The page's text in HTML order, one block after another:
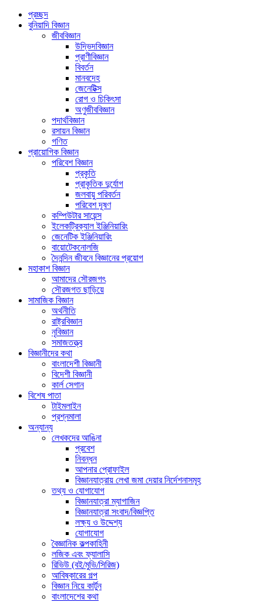
প্রচ্ছদ
বুনিয়াদি বিজ্ঞান
জীববিজ্ঞান
উদ্ভিদবিজ্ঞান
প্রাণীবিজ্ঞান
বিবর্তন
মানবদেহ
জেনেটিক্স
রোগ ও চিকিৎসা
অণুজীববিজ্ঞান
পদার্থবিজ্ঞান
রসায়ন বিজ্ঞান
গণিত
প্রায়োগিক বিজ্ঞান
পরিবেশ বিজ্ঞান
প্রকৃতি
প্রাকৃতিক দুর্যোগ
জলবায়ু পরিবর্তন
পরিবেশ দূষণ
কম্পিউটার সায়েন্স
ইলেকট্রিক্যাল ইঞ্জিনিয়ারিং
জেনেটিক ইঞ্জিনিয়ারিং
বায়োটেকনোলজি
দৈনন্দিন জীবনে বিজ্ঞানের প্রয়োগ
মহাকাশ বিজ্ঞান
আমাদের সৌরজগৎ
সৌরজগত ছাড়িয়ে
সামাজিক বিজ্ঞান
অর্থনীতি
রাষ্ট্রবিজ্ঞান
নৃবিজ্ঞান
সমাজতত্ত্ব
বিজ্ঞানীদের কথা
বাংলাদেশী বিজ্ঞানী
বিদেশী বিজ্ঞানী
কার্ল সেগান
বিশেষ পাতা
টাইমলাইন
প্রশ্নমালা
অন্যান্য
লেখকদের আঙিনা
প্রবেশ
নিবন্ধন
আপনার প্রোফাইল
বিজ্ঞানযাত্রায় লেখা জমা দেয়ার নির্দেশনাসমূহ
তথ্য ও যোগাযোগ
বিজ্ঞানযাত্রা ম্যাগাজিন
বিজ্ঞানযাত্রা সংবাদ/বিজ্ঞপ্তি
লক্ষ্য ও উদ্দেশ্য
যোগাযোগ
বৈজ্ঞানিক কল্পকাহিনী
লজিক এবং ফ্যালাসি
রিভিউ (বই/মুভি/সিরিজ)
আবিষ্কারের গল্প
বিজ্ঞান নিয়ে কার্টুন
বাংলাদেশের কথা